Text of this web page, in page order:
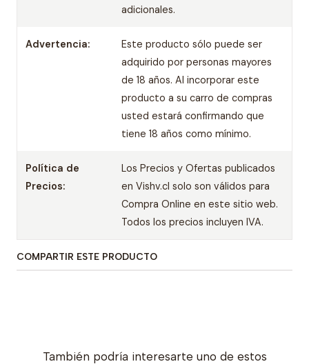
adicionales.
Advertencia:
Este producto sólo puede ser
adquirido por personas mayores
de 18 años. Al incorporar este
producto a su carro de compras
usted estará confirmando que
tiene 18 años como mínimo.
Política de
Precios:
Los Precios y Ofertas publicados
en Vishv.cl solo son válidos para
Compra Online en este sitio web.
Todos los precios incluyen IVA.
COMPARTIR ESTE PRODUCTO
También podría interesarte uno de estos